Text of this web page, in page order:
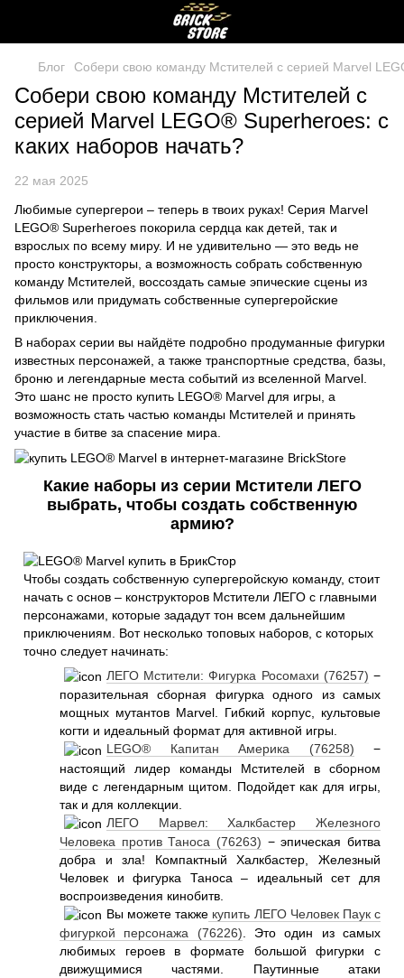
Блог Собери свою команду Мстителей с серией Marvel
Собери свою команду Мстителей с
серией Marvel LEGO® Superheroes: с
каких наборов начать?
22 мая 2025
Любимые супергерои – теперь в твоих руках! Серия Marvel
LEGO® Superheroes покорила сердца как детей, так и
взрослых по всему миру. И не удивительно — это ведь не
просто конструкторы, а возможность собрать собственную
команду Мстителей, воссоздать самые эпические сцены из
фильмов или придумать собственные супергеройские
приключения.
В наборах серии вы найдёте подробно продуманные фигурки
известных персонажей, а также транспортные средства, базы,
броню и легендарные места событий из вселенной Marvel.
Это шанс не просто купить LEGO® Marvel для игры, а
возможность стать частью команды Мстителей и принять
участие в битве за спасение мира.
Какие наборы из серии Мстители ЛЕГО
выбрать, чтобы создать собственную
армию?
Чтобы создать собственную супергеройскую команду, стоит
начать с основ – конструкторов Мстители ЛЕГО с главными
персонажами, которые зададут тон всем дальнейшим
приключениям. Вот несколько топовых наборов, с которых
точно следует начинать:
ЛЕГО Мстители: Фигурка Росомахи (76257) −
поразительная сборная фигурка одного из самых
мощных мутантов Marvel. Гибкий корпус, культовые
когти и идеальный формат для активной игры.
LEGO® Капитан Америка (76258) −
настоящий лидер команды Мстителей в сборном
виде с легендарным щитом. Подойдет как для игры,
так и для коллекции.
ЛЕГО Марвел: Халкбастер Железного
Человека против Таноса (76263) − эпическая битва
добра и зла! Компактный Халкбастер, Железный
Человек и фигурка Таноса – идеальный сет для
воспроизведения кинобитв.
Вы можете также купить ЛЕГО Человек Паук с
фигуркой персонажа (76226). Это один из самых
любимых героев в формате большой фигурки с
движущимися частями. Паутинные атаки